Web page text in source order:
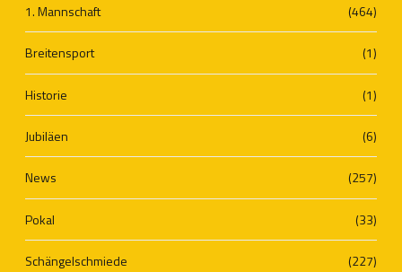
1. Mannschaft (464)
Breitensport (1)
Historie (1)
Jubiläen (6)
News (257)
Pokal (33)
Schängelschmiede (227)